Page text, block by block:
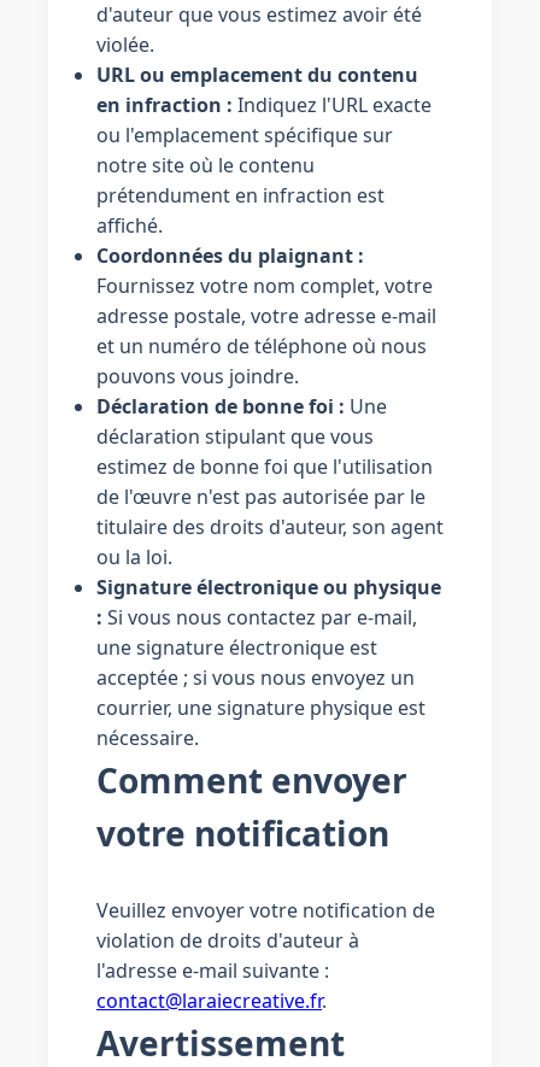
d'auteur que vous estimez avoir été
violée.
URL ou emplacement du contenu
en infraction : Indiquez l'URL exacte
ou l'emplacement spécifique sur
notre site où le contenu
prétendument en infraction est
affiché.
Coordonnées du plaignant :
Fournissez votre nom complet, votre
adresse postale, votre adresse e-mail
et un numéro de téléphone où nous
pouvons vous joindre.
Déclaration de bonne foi : Une
déclaration stipulant que vous
estimez de bonne foi que l'utilisation
de l'œuvre n'est pas autorisée par le
titulaire des droits d'auteur, son agent
ou la loi.
Signature électronique ou physique
: Si vous nous contactez par e-mail,
une signature électronique est
acceptée ; si vous nous envoyez un
courrier, une signature physique est
nécessaire.
Comment envoyer
votre notification
Veuillez envoyer votre notification de
violation de droits d'auteur à
l'adresse e-mail suivante :
contact@laraiecreative.fr.
Avertissement